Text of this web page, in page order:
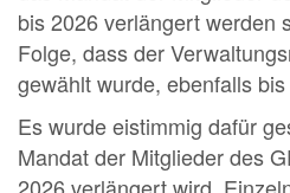
bis 2026 verlängert werden
Folge, dass der
gewählt wurde, ebenfalls
Es wurde eistimmig dafür
Mandat der Mitglieder des